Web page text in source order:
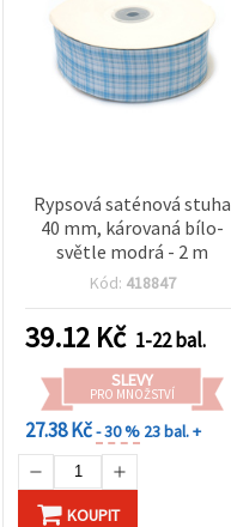
Rypsová saténová stuha
40 mm, károvaná bílo-
světle modrá - 2 m
Kód: 418847
39.12 Kč 1-22 bal.
SLEVY
PRO MNOŽSTVÍ
27.38 Kč- 30 % 23 bal. +
KOUPIT